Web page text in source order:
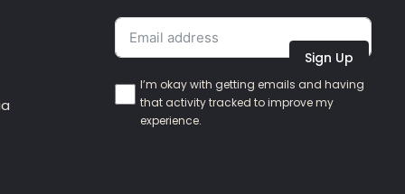
Sign Up
I’m okay with getting emails and having
that activity tracked to improve my
experience.